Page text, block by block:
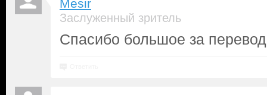
Mesir
Заслуженный зритель
Спасибо большое за